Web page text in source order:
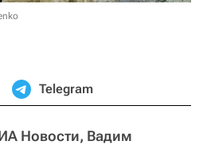
Telegram
Новости, Вадим